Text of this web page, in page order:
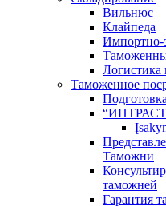
Вильнюс
Клайпеда
Импортно-
Логистика
Таможенное
Таможни
таможней
Гарантия